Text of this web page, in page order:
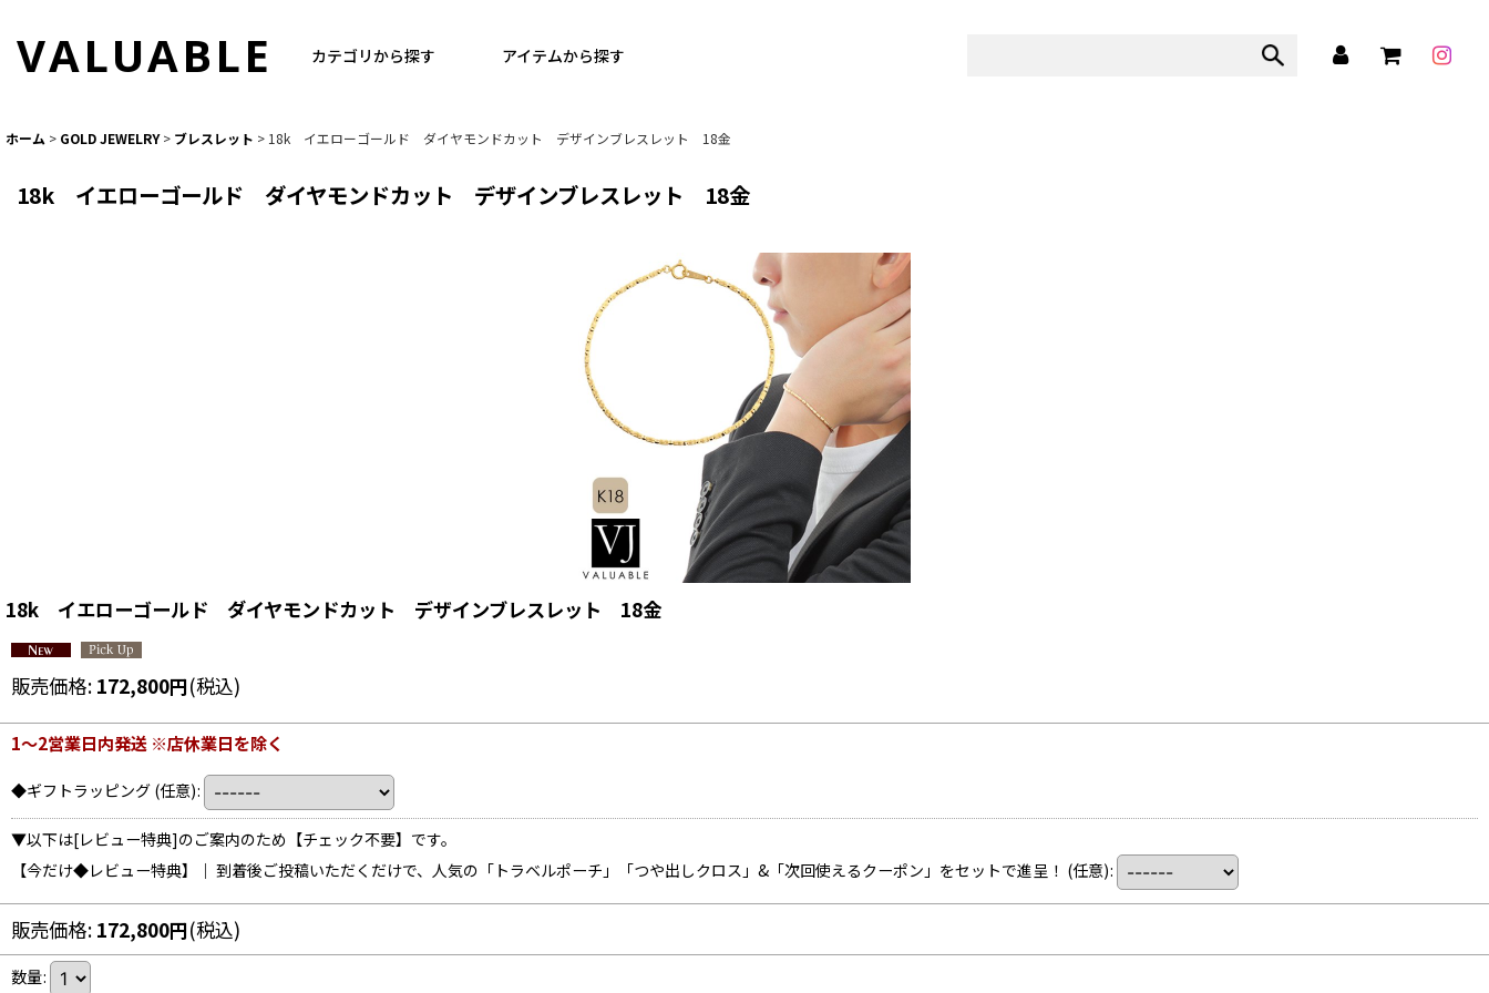
VALUABLE カテゴリから探す アイテムから探す
ホーム > GOLD JEWELRY > ブレスレット > 18k イエローゴールド ダイヤモンドカット デザインブレスレット 18金
18k イエローゴールド ダイヤモンドカット デザインブレスレット 18金
18k イエローゴールド ダイヤモンドカット デザインブレスレット 18金
販売価格: 172,800円(税込)
1〜2営業日内発送 ※店休業日を除く
◆ギフトラッピング (任意):
▼以下は[レビュー特典]のご案内のため【チェック不要】です。
【今だけ◆レビュー特典】｜ 到着後ご投稿いただくだけで、人気の「トラベルポーチ」「つや出しクロス」&「次回使えるクーポン」をセットで進呈！ (任意):
販売価格: 172,800円(税込)
数量: